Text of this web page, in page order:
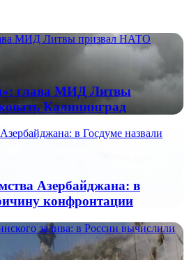
МИД Литвы призвал НАТО
глава МИД Литвы
Калининград
в Госдуме назвали
Азербайджана: в
конфронтации
залива: в России вычислили